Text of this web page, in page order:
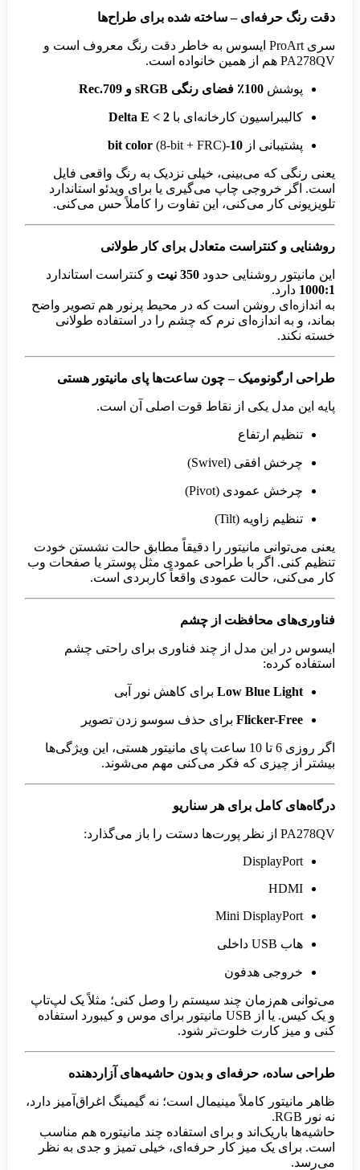
دقت رنگ حرفه‌ای – ساخته شده برای طراح‌ها
سری ProArt ایسوس به خاطر دقت رنگ معروف است و
PA278QV هم از همین خانواده است.
پوشش 100٪ فضای رنگی sRGB و Rec.709
کالیبراسیون کارخانه‌ای با Delta E < 2
پشتیبانی از 10-bit color
(8-bit + FRC)
یعنی رنگی که می‌بینی، خیلی نزدیک به رنگ واقعی فایل
است. اگر خروجی چاپ می‌گیری یا برای ویدئو استاندارد
تلویزیونی کار می‌کنی، این تفاوت را کاملاً حس می‌کنی.
روشنایی و کنتراست متعادل برای کار طولانی
این مانیتور روشنایی حدود 350 نیت
و کنتراست استاندارد
1000:1 دارد.
به اندازه‌ای روشن است که در محیط پرنور هم تصویر واضح
بماند، و به اندازه‌ای نرم که چشم را در استفاده طولانی
خسته نکند.
طراحی ارگونومیک – چون ساعت‌ها پای مانیتور هستی
پایه این مدل یکی از نقاط قوت اصلی آن است.
تنظیم ارتفاع
چرخش افقی (Swivel)
چرخش عمودی (Pivot)
تنظیم زاویه (Tilt)
یعنی می‌توانی مانیتور را دقیقاً مطابق حالت نشستن خودت
تنظیم کنی. اگر با طراحی عمودی مثل پوستر یا صفحات وب
کار می‌کنی، حالت عمودی واقعاً کاربردی است.
فناوری‌های محافظت از چشم
ایسوس در این مدل از چند فناوری برای راحتی چشم
استفاده کرده:
Low Blue Light برای کاهش نور آبی
Flicker-Free برای حذف سوسو زدن تصویر
اگر روزی 6 تا 10 ساعت پای مانیتور هستی، این ویژگی‌ها
بیشتر از چیزی که فکر می‌کنی مهم می‌شوند.
درگاه‌های کامل برای هر سناریو
PA278QV از نظر پورت‌ها دستت را باز می‌گذارد:
DisplayPort
HDMI
Mini DisplayPort
هاب USB داخلی
خروجی هدفون
می‌توانی هم‌زمان چند سیستم را وصل کنی؛ مثلاً یک لپ‌تاپ
و یک کیس. یا از USB مانیتور برای موس و کیبورد استفاده
کنی و میز کارت خلوت‌تر شود.
طراحی ساده، حرفه‌ای و بدون حاشیه‌های آزاردهنده
ظاهر مانیتور کاملاً مینیمال است؛ نه گیمینگ اغراق‌آمیز دارد،
نه نور RGB.
حاشیه‌ها باریک‌اند و برای استفاده چند مانیتوره هم مناسب
است. برای یک میز کار حرفه‌ای، خیلی تمیز و جدی به نظر
می‌رسد.